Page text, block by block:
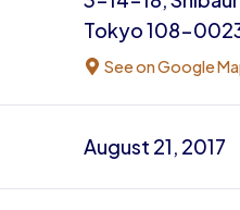
Tokyo 108-
See on Google
August 21, 2017